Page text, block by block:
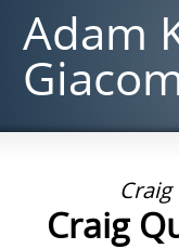
Adam
Craig